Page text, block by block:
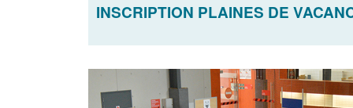
INSCRIPTION PLAINES DE